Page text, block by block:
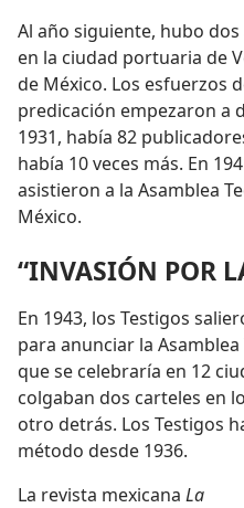
Al año siguiente, hubo
en la ciudad portuaria de
de México. Los esfuerzos
predicación empezaron a
1931, había 82
había 10 veces más. En
asistieron a la Asamblea
México.
“INVASIÓN POR
En 1943, los Testigos
para anunciar la Asamblea
que se celebraría en 12
colgaban dos carteles en
otro detrás. Los Testigos
método desde 1936.
La revista mexicana La